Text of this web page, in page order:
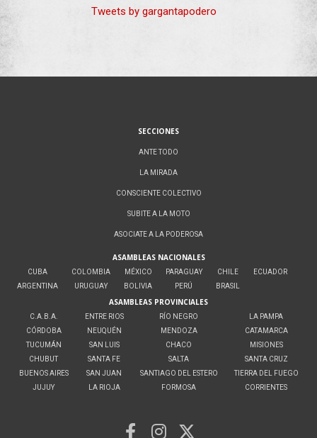
Tweets by gargantapodero
SECCIONES
ANTE TODO
LA MIRADA
CONSCIENTE COLECTIVO
SUBITE A LA MOTO
ASOCIATE A LA PODEROSA
ASAMBLEAS NACIONALES
CUBA
ARGENTINA
COLOMBIA
URUGUAY
MÉXICO
BOLIVIA
PARAGUAY
PERÚ
CHILE
BRASIL
ECUADOR
ASAMBLEAS PROVINCIALES
C.A.B.A.
CÓRDOBA
TUCUMÁN
CHUBUT
BUENOS AIRES
JUJUY
ENTRE RIOS
NEUQUÉN
SAN LUIS
SANTA FE
SAN JUAN
LA RIOJA
RÍO NEGRO
MENDOZA
CHACO
SALTA
SANTIAGO DEL ESTERO
FORMOSA
LA PAMPA
CATAMARCA
MISIONES
SANTA CRUZ
TIERRA DEL FUEGO
CORRIENTES